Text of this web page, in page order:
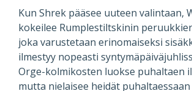
Kun Shrek pääsee uuteen valintaan,
kokeilee Rumplestiltskinin
joka varustetaan erinomaiseksi
ilmestyy nopeasti
Orge-kolmikosten luokse puhaltaen
mutta nielaisee heidät puhaltaessaan